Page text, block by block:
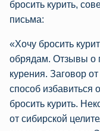
бросить курить,
письма:
«Хочу бросить
обрядам. Отзывы о
курения. Заговор
способ избавиться
бросить курить.
от сибирской